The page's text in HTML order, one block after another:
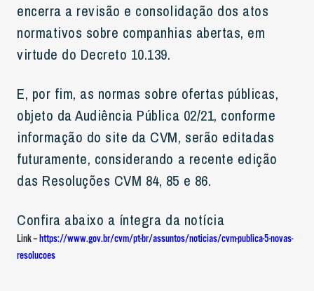
encerra a revisão e consolidação dos atos
normativos sobre companhias abertas, em
virtude do Decreto 10.139.
E, por fim, as normas sobre ofertas públicas,
objeto da Audiência Pública 02/21, conforme
informação do site da CVM, serão editadas
futuramente, considerando a recente edição
das Resoluções CVM 84, 85 e 86.
Confira abaixo a íntegra da notícia
Link –https://www.gov.br/cvm/pt-br/assuntos/noticias/cvm-publica-5-novas-
resolucoes